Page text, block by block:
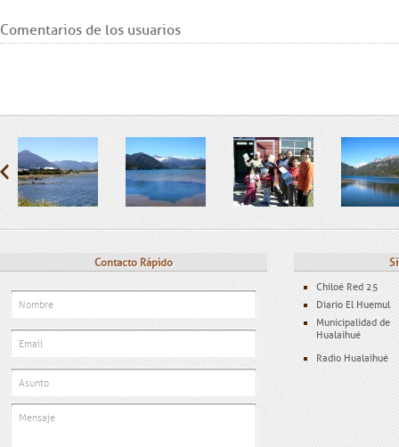
Comentarios de los usuarios
Contacto Rápido
Chiloé Red 25
Diario El Huemul
Municipalidad de
Hualaihué
Radio Hualaihué